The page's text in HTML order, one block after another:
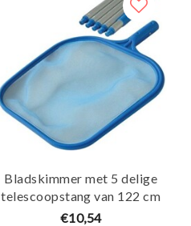
Bladskimmer met 5 delige
telescoopstang van 122 cm
€10,54